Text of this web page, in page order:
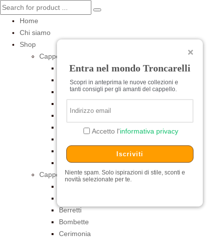
Entra nel mondo Troncarelli
Scopri in anteprima le nuove collezioni e
tanti consigli per gli amanti del cappello.
Accetto l'informativa privacy
Iscriviti
Niente spam. Solo ispirazioni di stile, sconti e
novità selezionate per te.
Home
Chi siamo
Shop
Cappelli per Lei
Baschi
Cerimonia
Cilindri e Tube
Estivi
Turbanti
Universitari
Cappelli per Lui
Berretti
Bombette
Cerimonia